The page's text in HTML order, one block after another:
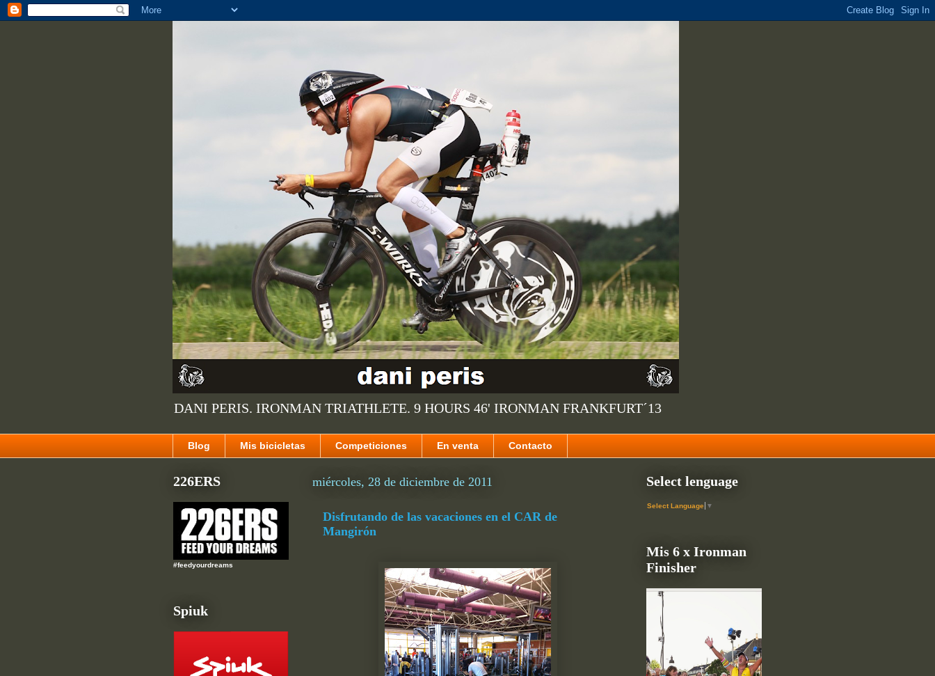
DANI PERIS. IRONMAN TRIATHLETE. 9 HOURS 46' IRONMAN FRANKFURT´13
Blog Mis bicicletas Competiciones En venta Contacto
miércoles, 28 de diciembre de 2011
Disfrutando de las vacaciones en el CAR de
Mangirón
226ERS
#feedyourdreams
Spiuk
Select lenguage
Select Language ▼
Mis 6 x Ironman
Finisher